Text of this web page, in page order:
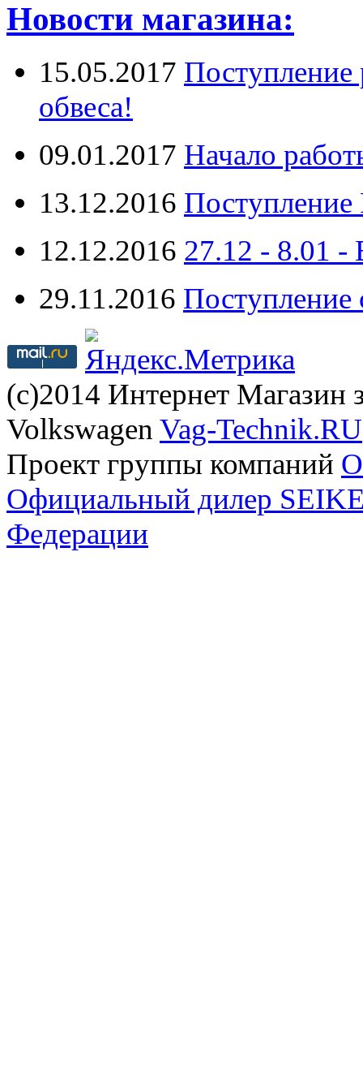
Новости магазина:
15.05.2017 Поступление
обвеса!
09.01.2017 Начало
13.12.2016 Поступление
12.12.2016 27.12 -
29.11.2016 Поступление
(с)2014 Интернет Магазин
Volkswagen Vag-Technik.RU
Проект группы компаний
Официальный дилер
Федерации